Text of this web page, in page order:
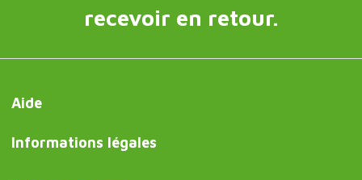
recevoir en retour.
Aide
Informations légales